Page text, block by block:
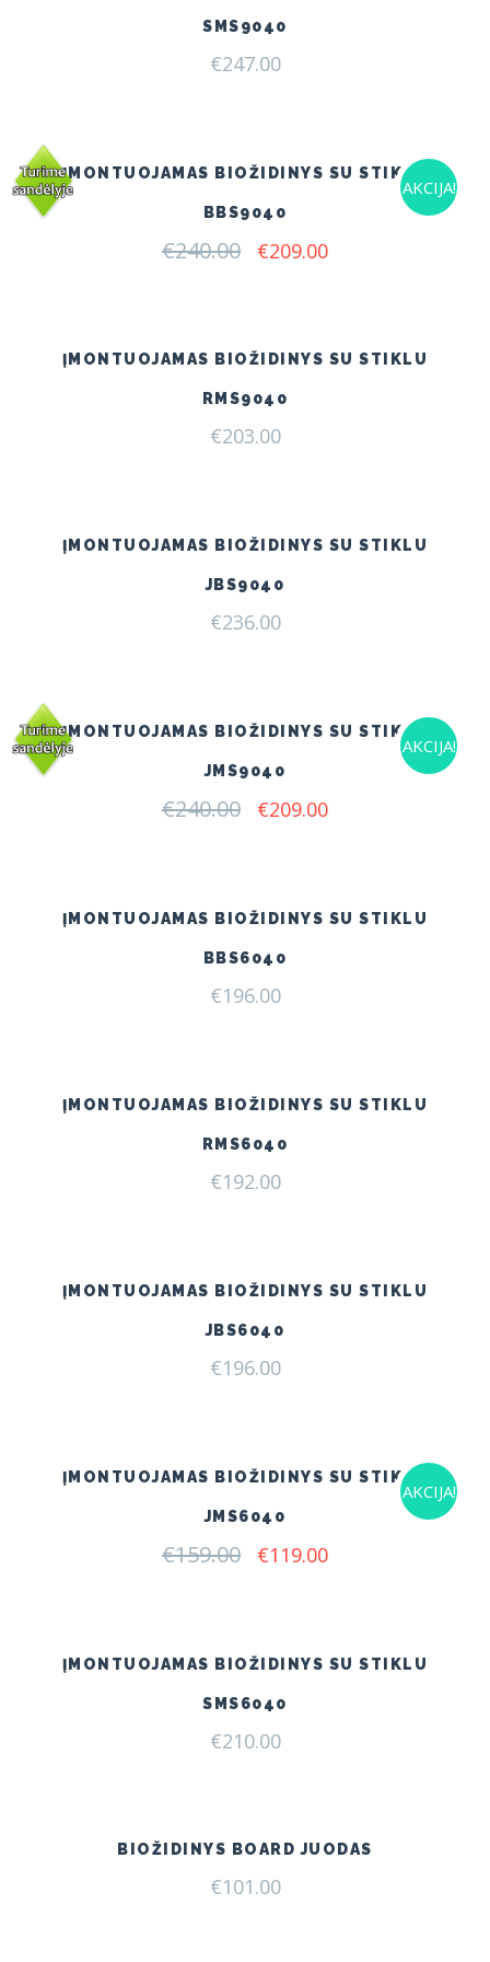
SMS9040
€247.00
AKCIJA!
ĮMONTUOJAMAS BIOŽIDINYS SU STIKLU
BBS9040
€240.00 Original
€209.00Current
ĮMONTUOJAMAS BIOŽIDINYS SU STIKLU
RMS9040
€203.00
ĮMONTUOJAMAS BIOŽIDINYS SU STIKLU
JBS9040
€236.00
AKCIJA!
ĮMONTUOJAMAS BIOŽIDINYS SU STIKLU
JMS9040
€240.00 Original
€209.00Current
ĮMONTUOJAMAS BIOŽIDINYS SU STIKLU
BBS6040
€196.00
ĮMONTUOJAMAS BIOŽIDINYS SU STIKLU
RMS6040
€192.00
ĮMONTUOJAMAS BIOŽIDINYS SU STIKLU
JBS6040
€196.00
AKCIJA!
ĮMONTUOJAMAS BIOŽIDINYS SU STIKLU
JMS6040
€159.00 Original
€119.00Current
ĮMONTUOJAMAS BIOŽIDINYS SU STIKLU
SMS6040
€210.00
BIOŽIDINYS BOARD JUODAS
€101.00